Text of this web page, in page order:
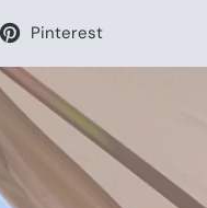
Pinterest